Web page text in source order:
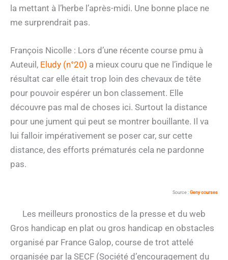
la mettant à l’herbe l’après-midi. Une bonne place ne
me surprendrait pas.
François Nicolle : Lors d’une récente course pmu à
Auteuil, Eludy (n°20) a mieux couru que ne l’indique le
résultat car elle était trop loin des chevaux de tête
pour pouvoir espérer un bon classement. Elle
découvre pas mal de choses ici. Surtout la distance
pour une jument qui peut se montrer bouillante. Il va
lui falloir impérativement se poser car, sur cette
distance, des efforts prématurés cela ne pardonne
pas.
Source : Geny courses
Les meilleurs pronostics de la presse et du web
Gros handicap en plat ou gros handicap en obstacles
organisé par France Galop, course de trot attelé
organisée par la SECF (Société d’encouragement du